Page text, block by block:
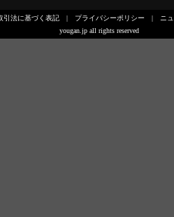
引法に基づく表記 | プライバシーポリシー | ニ
yougan.jp all rights reserved